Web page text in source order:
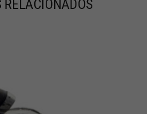
RELACIONADOS